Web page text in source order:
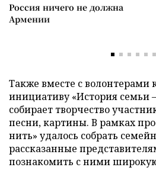
Россия ничего не должна
Армении
Также вместе с волонтерами
инициативу «История семьи
собирает творчество
песни, картины. В рамках
нить» удалось собрать
рассказанные
познакомить с ними